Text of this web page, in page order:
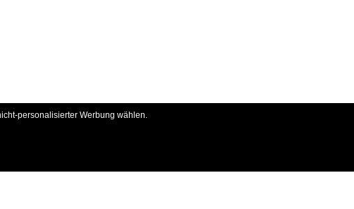
personalisierter Werbung wählen.